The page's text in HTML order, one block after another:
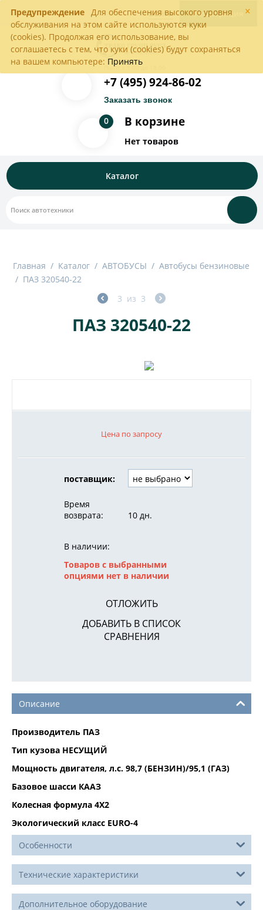
×
Предупреждение Для обеспечения высокого уровня
обслуживания на этом сайте используются куки
(cookies). Продолжая его использование, вы
соглашаетесь с тем, что куки (cookies) будут сохраняться
на вашем компьютере: Принять
Войти Регистрация
Пн-Пт с 9:00 до 18:00
+7 (495) 924-86-02
Заказать звонок
В корзине
0
Нет товаров
Каталог
Главная / Каталог / АВТОБУСЫ / Автобусы бензиновые
/ ПАЗ 320540-22
3 из 3
ПАЗ 320540-22
Цена по запросу
поставщик:
Время
возврата:
10 дн.
В наличии:
Товаров с выбранными
опциями нет в наличии
ОТЛОЖИТЬ
ДОБАВИТЬ В СПИСОК
СРАВНЕНИЯ
Описание
Производитель ПАЗ
Тип кузова НЕСУЩИЙ
Мощность двигателя, л.с. 98,7 (БЕНЗИН)/95,1 (ГАЗ)
Базовое шасси КААЗ
Колесная формула 4Х2
Экологический класс ЕURO-4
Особенности
Технические характеристики
Дополнительное оборудование